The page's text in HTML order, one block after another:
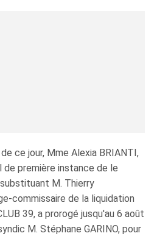
ce jour, Mme Alexia BRIANTI,
de première instance de le
M. Thierry
de la liquidation
39, a prorogé jusqu'au 6 août
M. Stéphane GARINO, pour